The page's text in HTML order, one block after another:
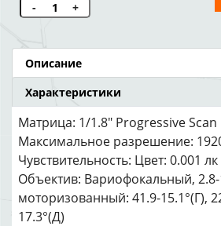
-
+
Описание
Характеристики
Матрица: 1/1.8″ Progressive Scan
Максимальное разрешение:
Чувствительность: Цвет: 0.001 лк
Объектив: Вариофокальный,
моторизованный: 41.9-15.1°(Г),
17.3°(Д)